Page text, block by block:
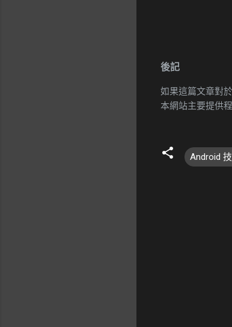
後記
如果這篇文章對
本網站主要提供
Android